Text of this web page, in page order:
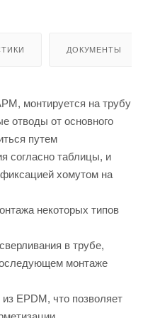
ДОКУМЕНТЫ
монтируется на трубу
отводы от основного
путем
согласно таблицы, и
хомутом на
некоторых типов
в трубе,
монтаже
EPDM, что позволяет